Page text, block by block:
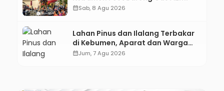
calendar_monthSab, 8 Agu 2026
Lahan Pinus dan Ilalang Terbakar
di Kebumen, Aparat dan Warga
Padamkan Api Secara Manual
calendar_monthJum, 7 Agu 2026